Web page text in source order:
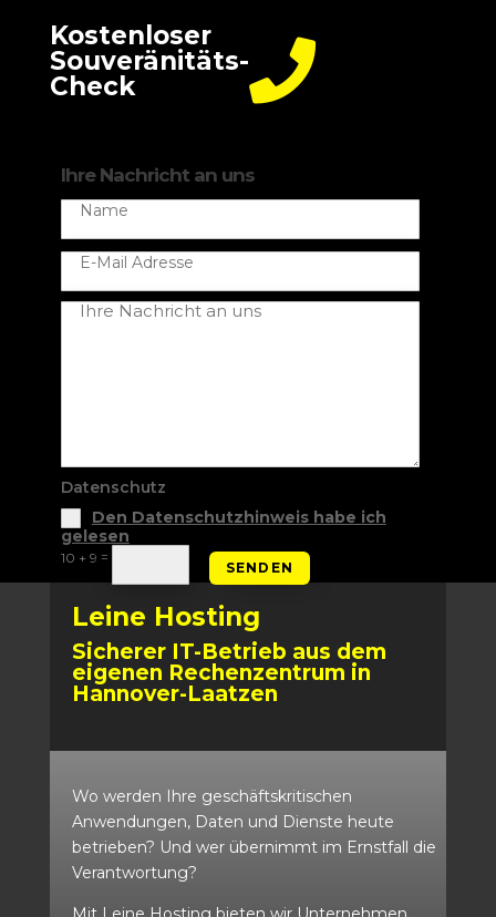
Kostenloser
Souveränitäts-
Check

Ihre Nachricht an uns
Datenschutz
Den Datenschutzhinweis habe ich
gelesen
10 + 9 =
SENDEN
Leine Hosting
Sicherer IT-Betrieb aus dem
eigenen Rechenzentrum in
Hannover-Laatzen
Wo werden Ihre geschäftskritischen
Anwendungen, Daten und Dienste heute
betrieben? Und wer übernimmt im Ernstfall die
Verantwortung?